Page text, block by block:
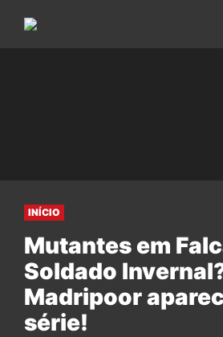
INÍCIO
Mutantes em
Soldado
Madripoor
série!